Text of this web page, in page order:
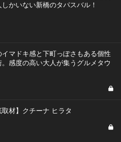
かいない新橋のタパスバル！
マドキ感と下町っぽさもある個性
感度の高い大人が集うグルメタウ
取材】クチーナ ヒラタ